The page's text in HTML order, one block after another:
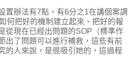
置辦法有7點，有6分之1在講個案調
何把好的機制建立起來、把好的報
從現在已經出問題的SOP（標準作
出了問題可以進行補救，這些有前
的人來說，是很吸引她的，這過程